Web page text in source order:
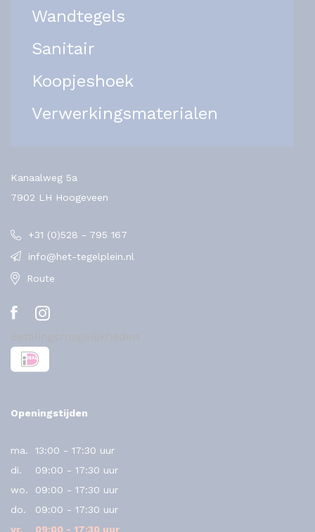
Wandtegels
Sanitair
Koopjeshoek
Verwerkingsmaterialen
Kanaalweg 5a
7902 LH Hoogeveen
+31 (0)528 - 795 167
info@het-tegelplein.nl
Route
Openingstijden
ma.
13:00 - 17:30 uur
di.
09:00 - 17:30 uur
wo.
09:00 - 17:30 uur
do.
09:00 - 17:30 uur
vr.
09:00 - 17:30 uur